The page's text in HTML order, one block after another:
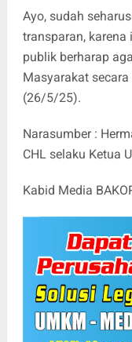
Ayo, sudah
transparan,
publik berharap
Masyarakat
(26/5/25).
Narasumber :
CHL selaku Ketua
Kabid Media